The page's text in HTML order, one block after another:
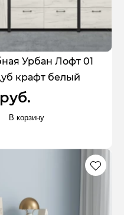
Урбан Лофт 01
крафт белый
В корзину